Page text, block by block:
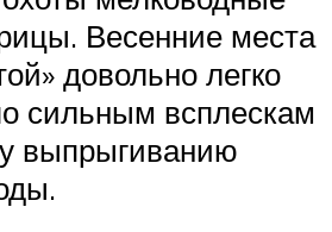
Весенние места
довольно легко
сильным всплескам
выпрыгиванию